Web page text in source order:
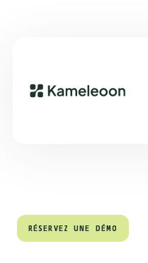
Sommaire
RÉSERVEZ UNE DÉMO
RÉSERVEZ UNE DÉMO